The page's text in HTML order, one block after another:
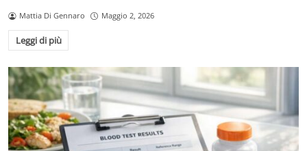
Mattia Di Gennaro Maggio 2, 2026
Leggi di più